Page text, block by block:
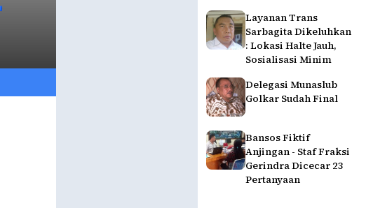
Layanan Trans
Sarbagita Dikeluhkan
: Lokasi Halte Jauh,
Sosialisasi Minim
Delegasi Munaslub
Golkar Sudah Final
Bansos Fiktif
Anjingan - Staf Fraksi
Gerindra Dicecar 23
Pertanyaan